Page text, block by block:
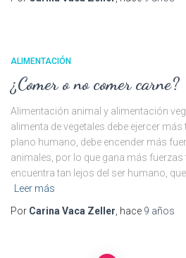
ALIMENTACIÓN
¿Comer o no comer carne?
Alimentación animal y alimentación
alimenta de vegetales debe ejercer
plano humano, debe encender más
animales, por lo que gana más fuerzas
encuentra tan lejos del ser humano,
Leer más
Por Carina Vaca Zeller, hace 9 años